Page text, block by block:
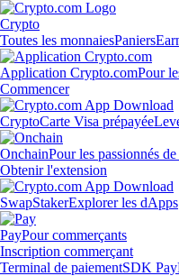
Crypto
Toutes les monnaiesPaniers
Application Crypto.comPour
Commencer
CryptoCarte Visa prépayée
OnchainPour les passionnés
Obtenir l'extension
SwapStakerExplorer les dApps
PayPour commerçants
Inscription commerçant
Terminal de paiementSDK Pay